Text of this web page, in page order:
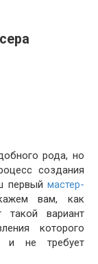
рода, но
создания
первый мастер-
вам, как
такой вариант
которого
и не требует